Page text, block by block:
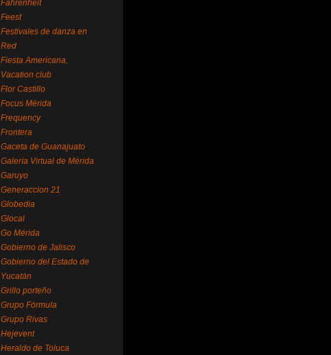
Fahrenheit
Feest
Festivales de danza en
Red
Fiesta Americana,
Vacation club
Flor Castillo
Focus Mérida
Frequency
Frontera
Gaceta de Guanajuato
Galería Virtual de Mérida
Garuyo
Generaccion 21
Globedia
Glocal
Go Mérida
Gobierno de Jalisco
Gobierno del Estado de
Yucatán
Grillo porteño
Grupo Fórmula
Grupo Rivas
Hejevent
Heraldo de Toluca